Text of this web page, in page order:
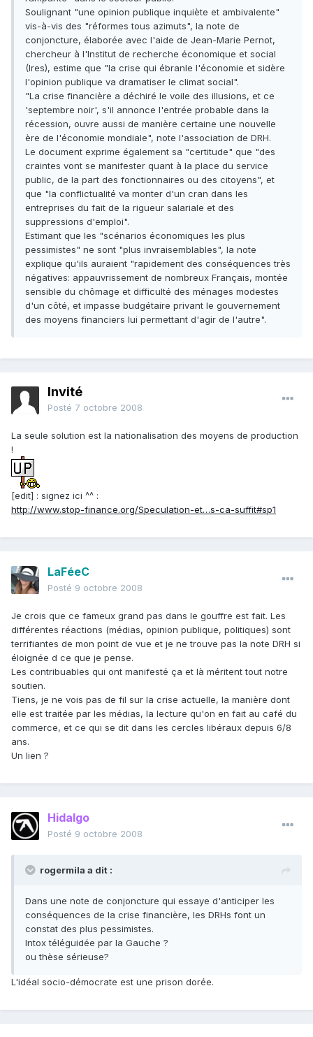
Soulignant "une opinion publique inquiète et ambivalente"
vis-à-vis des "réformes tous azimuts", la note de
conjoncture, élaborée avec l'aide de Jean-Marie Pernot,
chercheur à l'Institut de recherche économique et social
(Ires), estime que "la crise qui ébranle l'économie et sidère
l'opinion publique va dramatiser le climat social".
"La crise financière a déchiré le voile des illusions, et ce
'septembre noir', s'il annonce l'entrée probable dans la
récession, ouvre aussi de manière certaine une nouvelle
ère de l'économie mondiale", note l'association de DRH.
Le document exprime également sa "certitude" que "des
craintes vont se manifester quant à la place du service
public, de la part des fonctionnaires ou des citoyens", et
que "la conflictualité va monter d'un cran dans les
entreprises du fait de la rigueur salariale et des
suppressions d'emploi".
Estimant que les "scénarios économiques les plus
pessimistes" ne sont "plus invraisemblables", la note
explique qu'ils auraient "rapidement des conséquences très
négatives: appauvrissement de nombreux Français, montée
sensible du chômage et difficulté des ménages modestes
d'un côté, et impasse budgétaire privant le gouvernement
des moyens financiers lui permettant d'agir de l'autre".
Invité
Posté 7 octobre 2008
La seule solution est la nationalisation des moyens de production
!
[edit] : signez ici ^^ :
http://www.stop-finance.org/Speculation-et…s-ca-suffit#sp1
LaFéeC
Posté 9 octobre 2008
Je crois que ce fameux grand pas dans le gouffre est fait. Les
différentes réactions (médias, opinion publique, politiques) sont
terrifiantes de mon point de vue et je ne trouve pas la note DRH si
éloignée d ce que je pense.
Les contribuables qui ont manifesté ça et là méritent tout notre
soutien.
Tiens, je ne vois pas de fil sur la crise actuelle, la manière dont
elle est traitée par les médias, la lecture qu'on en fait au café du
commerce, et ce qui se dit dans les cercles libéraux depuis 6/8
ans.
Un lien ?
Hidalgo
Posté 9 octobre 2008
rogermila a dit :
Dans une note de conjoncture qui essaye d'anticiper les
conséquences de la crise financière, les DRHs font un
constat des plus pessimistes.
Intox téléguidée par la Gauche ?
ou thèse sérieuse?
L'idéal socio-démocrate est une prison dorée.